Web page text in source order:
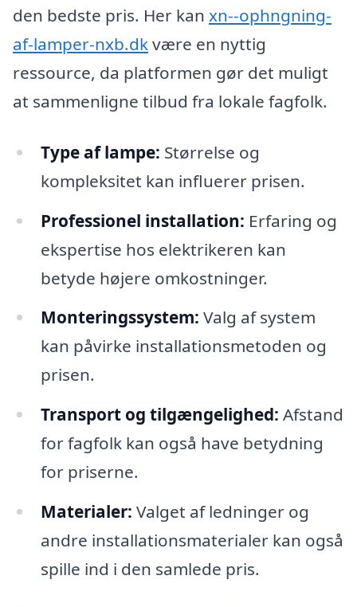
den bedste pris. Her kan xn--ophngning-
af-lamper-nxb.dkvære en nyttig
ressource, da platformen gør det muligt
at sammenligne tilbud fra lokale fagfolk.
Type af lampe: Størrelse og
kompleksitet kan influerer prisen.
Professionel installation: Erfaring og
ekspertise hos elektrikeren kan
betyde højere omkostninger.
Monteringssystem: Valg af system
kan påvirke installationsmetoden og
prisen.
Transport og tilgængelighed: Afstand
for fagfolk kan også have betydning
for priserne.
Materialer: Valget af ledninger og
andre installationsmaterialer kan også
spille ind i den samlede pris.